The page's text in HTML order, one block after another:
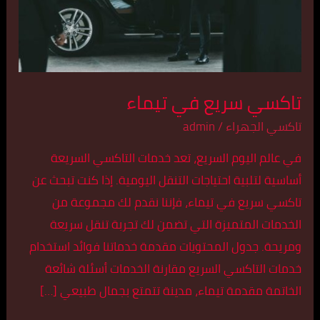
تاكسي سريع في تيماء
تاكسي الجهراء/
admin
في عالم اليوم السريع، تعد خدمات التاكسي السريعة
أساسية لتلبية احتياجات التنقل اليومية. إذا كنت تبحث عن
تاكسي سريع في تيماء، فإننا نقدم لك مجموعة من
الخدمات المتميزة التي تضمن لك تجربة تنقل سريعة
ومريحة. جدول المحتويات مقدمة خدماتنا فوائد استخدام
خدمات التاكسي السريع مقارنة الخدمات أسئلة شائعة
الخاتمة مقدمة تيماء، مدينة تتمتع بجمال طبيعي […]